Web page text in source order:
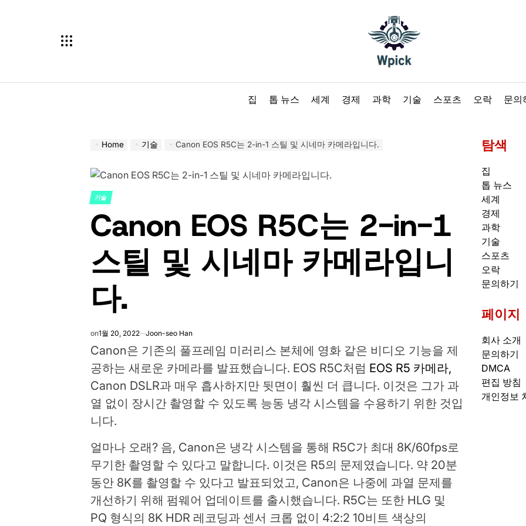
집
톱 뉴스 세계 경제 과학 기술 스포츠 오락 문의
Home 기술 Canon EOS R5C는 2-in-1 스틸 및 시네마 카메라입니다.
POSTED
기술
Canon EOS R5C는 2-in-1
스틸 및 시네마 카메라입니
다.
on1월 20, 2022 Joon-seo Han
Canon은 기존의 풀프레임 미러리스 본체에 영화 같은 비디오 기능을 제
공하는 새로운 카메라를 발표했습니다. EOS R5C처럼 EOS R5 카메라,
Canon DSLR과 매우 흡사하지만 뒷면이 훨씬 더 큽니다. 이것은 그가 과
열 없이 장시간 촬영할 수 있도록 능동 냉각 시스템을 수용하기 위한 것입
니다.
얼마나 오래? 음, Canon은 냉각 시스템을 통해 R5C가 최대 8K/60fps로
무기한 촬영할 수 있다고 말합니다. 이것은 R5의 문제였습니다. 약 20분
동안 8K를 촬영할 수 있다고 발표되었고, Canon은 나중에 과열 문제를
개선하기 위해 펌웨어 업데이트를 출시했습니다. R5C는 또한 HLG 및
PQ 형식의 8K HDR 레코딩과 센서 크롭 없이 4:2:2 10비트 색상의
탐색
집
톱 뉴스
세계
경제
과학
기술
스포츠
오락
문의하기
페이지
회사 소개
문의하기
DMCA
편집 방침
개인정보